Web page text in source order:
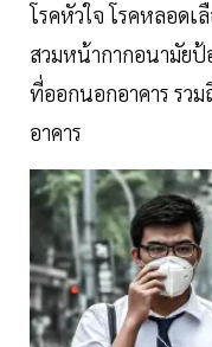
โรคหัวใจ โรคหลอดเ
สวมหน้ากากอนามัยป้
ที่ออกนอกอาคาร รวม
อาคาร